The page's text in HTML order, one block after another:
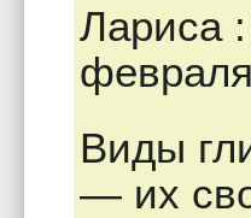
Лариса :
Виды
— их